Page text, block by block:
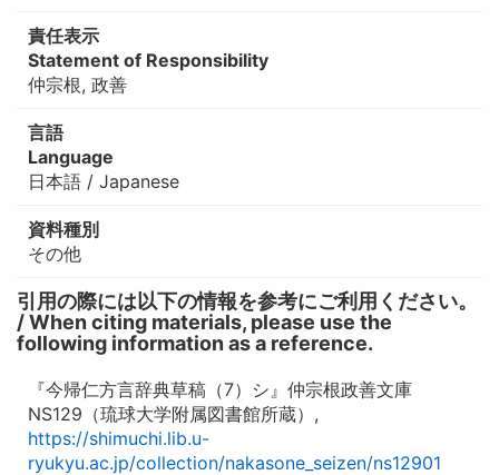
責任表示
Statement of Responsibility
仲宗根, 政善
言語
Language
日本語 / Japanese
資料種別
その他
引用の際には以下の情報を参考にご利用ください。
/ When citing materials, please use the
following information as a reference.
『今帰仁方言辞典草稿（7）シ』仲宗根政善文庫
NS129（琉球大学附属図書館所蔵）,
https://shimuchi.lib.u-
ryukyu.ac.jp/collection/nakasone_seizen/ns12901